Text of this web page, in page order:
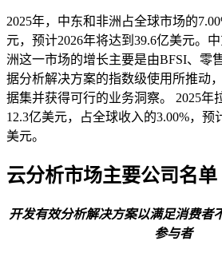
2025年，中东和非洲占全球市场的
元，预计2026年将达到39.6亿美元。
洲这一市场的增长主要是由BFSI、零
据分析解决方案的指数级使用所推动
据集并获得可行的业务洞察。 2025年
12.3亿美元，占全球收入的3.00%，预
美元。
云分析市场主要公司名单
开发有效分析解决方案以满足消费者
参与者